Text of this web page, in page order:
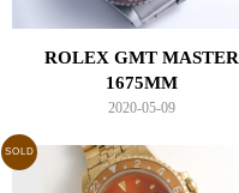
ROLEX GMT MASTER
1675MM
2020-05-09
SOLD